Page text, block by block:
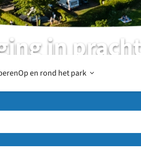
in
| EifelOp en rond het park Open
Op
en